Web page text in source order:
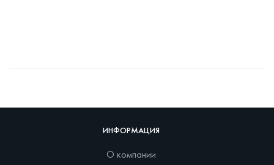
ИНФОРМАЦИЯ
О компании